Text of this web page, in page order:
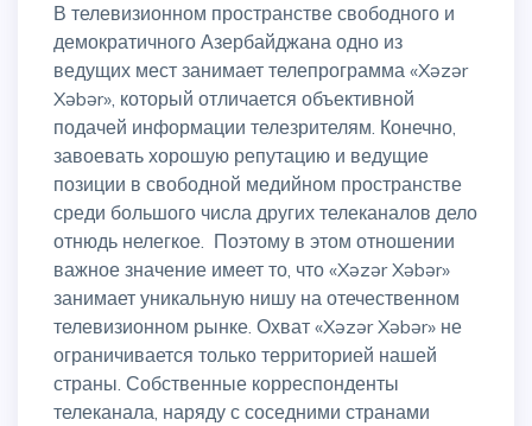
В телевизионном пространстве свободного и
демократичного Азербайджана одно из
ведущих мест занимает телепрограмма «Xəzər
Xəbər», который отличается объективной
подачей информации телезрителям. Конечно,
завоевать хорошую репутацию и ведущие
позиции в свободной медийном пространстве
среди большого числа других телеканалов дело
отнюдь нелегкое. Поэтому в этом отношении
важное значение имеет то, что «Xəzər Xəbər»
занимает уникальную нишу на отечественном
телевизионном рынке. Охват «Xəzər Xəbər» не
ограничивается только территорией нашей
страны. Собственные корреспонденты
телеканала, наряду с соседними странами